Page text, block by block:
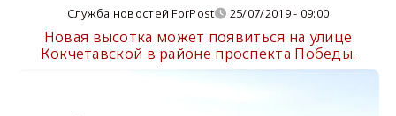
Служба новостей ForPost 25/07/2019 - 09:00
Новая высотка может появиться на улице
Кокчетавской в районе проспекта Победы.